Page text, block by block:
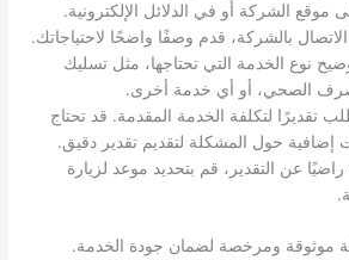
موقع الشركة أو في الدلائل الإلكترونية.
بالشركة، قدم وصفًا واضحًا لاحتياجاتك.
نوع الخدمة التي تحتاجها، مثل تسليك
الصحي، أو أي خدمة أخرى.
تقديرًا لتكلفة الخدمة المقدمة. قد تحتاج
إضافية حول المشكلة لتقديم تقدير دقيق.
عن التقدير، قم بتحديد موعد لزيارة
موثوقة ومرخصة لضمان جودة الخدمة.